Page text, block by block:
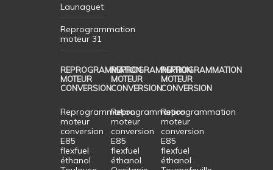
Launaguet
Reprogrammation
moteur 31
REPROGRAMMATION
MOTEUR
CONVERSION
Reprogrammation
moteur
conversion
E85
flexfuel
éthanol
REPROGRAMMATION
MOTEUR
CONVERSION
Reprogrammation
moteur
conversion
E85
flexfuel
éthanol
REPROGRAMMATION
MOTEUR
CONVERSION
Reprogrammation
moteur
conversion
E85
flexfuel
éthanol